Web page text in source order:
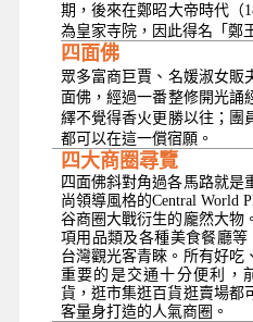
期，後來在鄭昭大帝時代（
為皇家寺院，因此得名「鄭
四面佛
眾多富商巨賈、名媛淑女販
面佛，經過一番整修開光誦
繹不覺得香火更勝以往；團
都可以在這一償宿願。
四大商圈尋覽
四面佛斜對角過各馬路就是
尚領導風格的Central World
谷商圈大戰衍生的龐然大物
項用品類及各種美食餐廳等
台灣觀光客青睞。所有好吃
重要的是交通十分便利，
貨，逛市集逛百貨逛賣場都
客量身打造的人氣商圈。